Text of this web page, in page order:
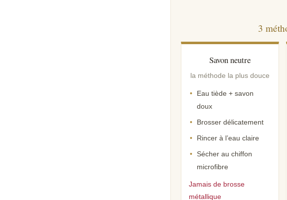
3
Savon neutre
la méthode la plus douce
Eau tiède + savon
doux
Brosser délicatement
Rincer à l’eau claire
Sécher au chiffon
microfibre
Jamais de brosse
métallique